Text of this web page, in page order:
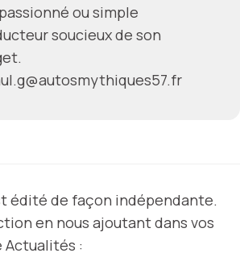
ou simple
soucieux de son
édité de façon indépendante.
en nous ajoutant dans vos
Actualités :